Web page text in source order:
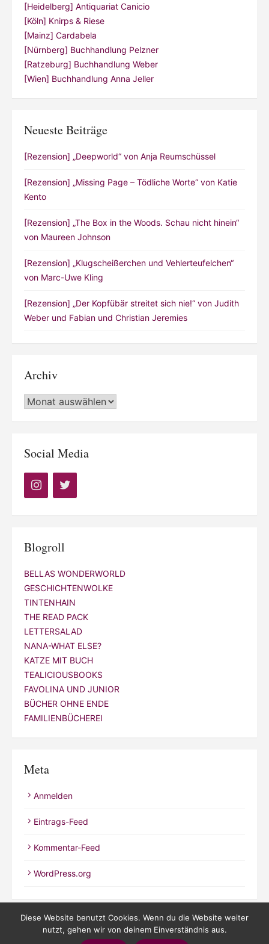
[Heidelberg] Antiquariat Canicio
[Köln] Knirps & Riese
[Mainz] Cardabela
[Nürnberg] Buchhandlung Pelzner
[Ratzeburg] Buchhandlung Weber
[Wien] Buchhandlung Anna Jeller
Neueste Beiträge
[Rezension] „Deepworld“ von Anja Reumschüssel
[Rezension] „Missing Page – Tödliche Worte“ von Katie
Kento
[Rezension] „The Box in the Woods. Schau nicht hinein“
von Maureen Johnson
[Rezension] „Klugscheißerchen und Vehlerteufelchen“
von Marc-Uwe Kling
[Rezension] „Der Kopfübär streitet sich nie!“ von Judith
Weber und Fabian und Christian Jeremies
Archiv
Archiv
Social Media
Blogroll
BELLAS WONDERWORLD
GESCHICHTENWOLKE
TINTENHAIN
THE READ PACK
LETTERSALAD
NANA-WHAT ELSE?
KATZE MIT BUCH
TEALICIOUSBOOKS
FAVOLINA UND JUNIOR
BÜCHER OHNE ENDE
FAMILIENBÜCHEREI
Meta
Anmelden
Eintrags-Feed
Kommentar-Feed
WordPress.org
Diese Website benutzt Cookies. Wenn du die Website weiter
nutzt, gehen wir von deinem Einverständnis aus.